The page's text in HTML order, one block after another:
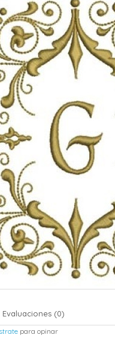
Evaluaciones (0)
para opinar